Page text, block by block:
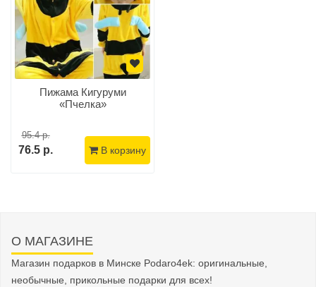
Пижама Кигуруми
«Пчелка»
95.4 р.
76.5 р. В корзину
О МАГАЗИНЕ
Магазин подарков в Минске Podaro4ek: оригинальные,
необычные, прикольные подарки для всех!